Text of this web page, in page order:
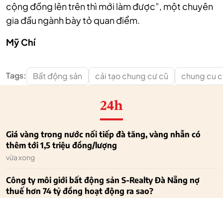
cộng đồng lên trên thì mới làm được”, một chuyên
gia đầu ngành bày tỏ quan điểm.
Mỹ Chí
Tags: Bất động sản cải tạo chung cư cũ chung cu
24h
Giá vàng trong nước nối tiếp đà tăng, vàng nhẫn có
thêm tới 1,5 triệu đồng/lượng
vừa xong
Công ty môi giới bất động sản S-Realty Đà Nẵng nợ
thuế hơn 74 tỷ đồng hoạt động ra sao?